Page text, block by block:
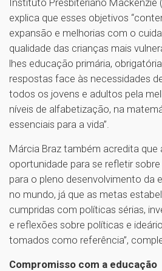
explica que esses objetivos
expansão e melhorias com o
qualidade das crianças mais
lhes educação primária,
respostas face às necessidades
todos os jovens e adultos pela
níveis de alfabetização, na
essenciais para a vida”.
Márcia Braz também acredita que
oportunidade para se refletir
para o pleno desenvolvimento da
no mundo, já que as metas
cumpridas com políticas sérias,
e reflexões sobre políticas e
tomados como referência”,
Compromisso com a educação